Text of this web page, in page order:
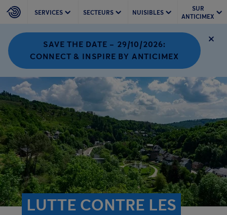
SERVICES SECTEURS NUISIBLES
SUR
ANTICIMEX
SAVE THE DATE – 29/10/2026:
CONNECT & INSPIRE BY ANTICIMEX
LUTTE CONTRE LES